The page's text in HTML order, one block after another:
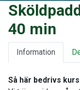
40 min
Information
Så här bedrivs